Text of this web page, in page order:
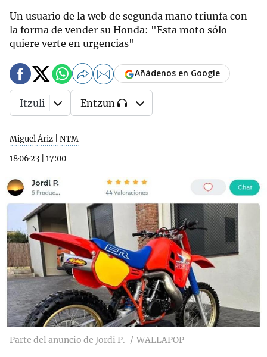
Un usuario de la web de segunda mano triunfa con
la forma de vender su Honda: "Esta moto sólo
quiere verte en urgencias"
Miguel Áriz | NTM
18·06·23
17:00
Añádenos en Google
Itzuli Entzun
Parte del anuncio de Jordi P. WALLAPOP